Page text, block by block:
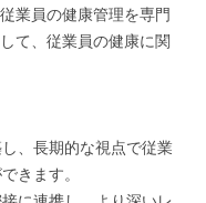
業員の健康管理を専門
て、従業員の健康に関
、長期的な視点で従業
きます。